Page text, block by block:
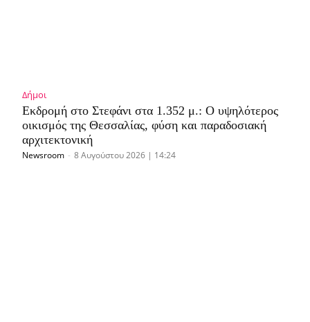
Δήμοι
Εκδρομή στο Στεφάνι στα 1.352 μ.: Ο υψηλότερος
οικισμός της Θεσσαλίας, φύση και παραδοσιακή
αρχιτεκτονική
Newsroom - 8 Αυγούστου 2026 | 14:24